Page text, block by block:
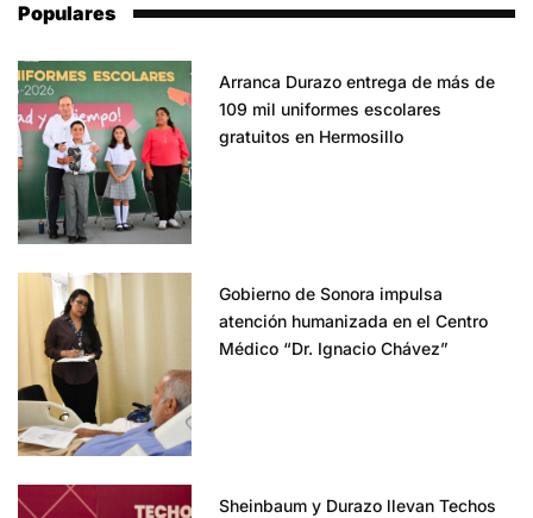
Populares
Arranca Durazo entrega de más de
109 mil uniformes escolares
gratuitos en Hermosillo
Gobierno de Sonora impulsa
atención humanizada en el Centro
Médico “Dr. Ignacio Chávez”
Sheinbaum y Durazo llevan Techos